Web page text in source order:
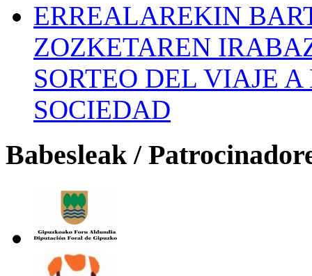
ERREALAREKIN
ZOZKETAREN
SORTEO DEL VIAJE
SOCIEDAD
Babesleak /